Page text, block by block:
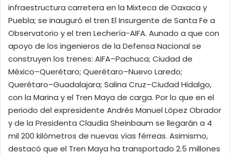
infraestructura carretera en la Mixteca de Oaxaca y
Puebla; se inauguró el tren El Insurgente de Santa Fe a
Observatorio y el tren Lechería-AIFA. Aunado a que con
apoyo de los ingenieros de la Defensa Nacional se
construyen los trenes: AIFA–Pachuca; Ciudad de
México–Querétaro; Querétaro–Nuevo Laredo;
Querétaro–Guadalajara; Salina Cruz–Ciudad Hidalgo,
con la Marina y el Tren Maya de carga. Por lo que en el
periodo del expresidente Andrés Manuel López Obrador
y de la Presidenta Claudia Sheinbaum se llegarán a 4
mil 200 kilómetros de nuevas vías férreas. Asimismo,
destacó que el Tren Maya ha transportado 2.5 millones